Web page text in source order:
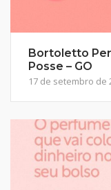
Bortoletto
Posse – GO
17 de setembro de